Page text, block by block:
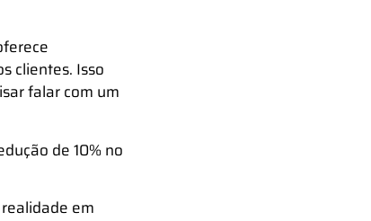
clientes. Isso
falar com um
de 10% no
realidade em